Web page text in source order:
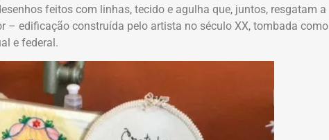
feitos com linhas, tecido e agulha que, juntos, resgatam a
– edificação construída pelo artista no século XX, tombada como
e federal.